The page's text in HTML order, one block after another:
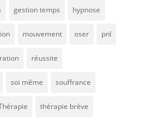
gestion temps hypnose
mouvement oser pnl
réussite
soi même souffrance
thérapie brève